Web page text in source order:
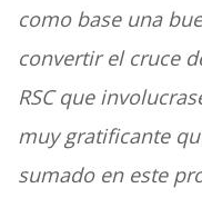
como base una
convertir el cruce
RSC que
muy gratificante
sumado en este